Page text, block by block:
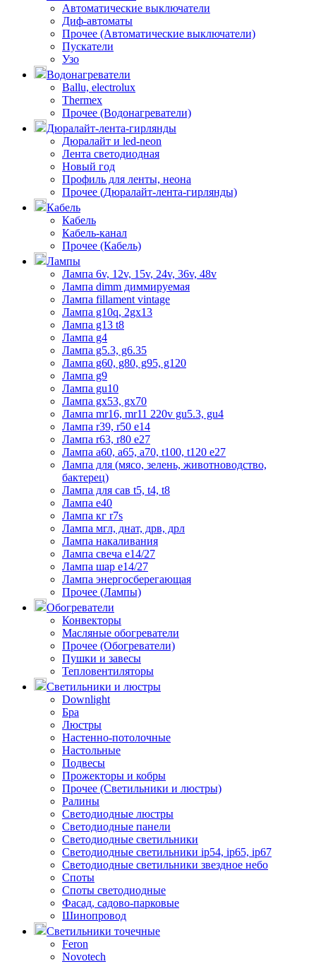
Автоматические выключатели
Диф-автоматы
Прочее (Автоматические выключатели)
Пускатели
Узо
Водонагреватели
Ballu, electrolux
Thermex
Прочее (Водонагреватели)
Дюралайт-лента-гирлянды
Дюралайт и led-neon
Лента светодиодная
Новый год
Профиль для ленты, неона
Прочее (Дюралайт-лента-гирлянды)
Кабель
Кабель
Кабель-канал
Прочее (Кабель)
Лампы
Лампа 6v, 12v, 15v, 24v, 36v, 48v
Лампа dimm диммируемая
Лампа fillament vintage
Лампа g10q, 2gx13
Лампа g13 t8
Лампа g4
Лампа g5.3, g6.35
Лампа g60, g80, g95, g120
Лампа g9
Лампа gu10
Лампа gx53, gx70
Лампа mr16, mr11 220v gu5.3, gu4
Лампа r39, r50 е14
Лампа r63, r80 е27
Лампа а60, а65, а70, t100, t120 е27
Лампа для (мясо, зелень, животноводство,
бактерец)
Лампа для сав t5, t4, t8
Лампа е40
Лампа кг r7s
Лампа мгл, днат, дрв, дрл
Лампа накаливания
Лампа свеча е14/27
Лампа шар е14/27
Лампа энергосберегающая
Прочее (Лампы)
Обогреватели
Конвекторы
Масляные обогреватели
Прочее (Обогреватели)
Пушки и завесы
Тепловентиляторы
Светильники и люстры
Downlight
Бра
Люстры
Настенно-потолочные
Настольные
Подвесы
Прожекторы и кобры
Прочее (Светильники и люстры)
Ралины
Светодиодные люстры
Светодиодные панели
Светодиодные светильники
Светодиодные светильники ip54, ip65, ip67
Светодиодные светильники звездное небо
Споты
Споты светодиодные
Фасад, садово-парковые
Шинопровод
Светильники точечные
Feron
Novotech